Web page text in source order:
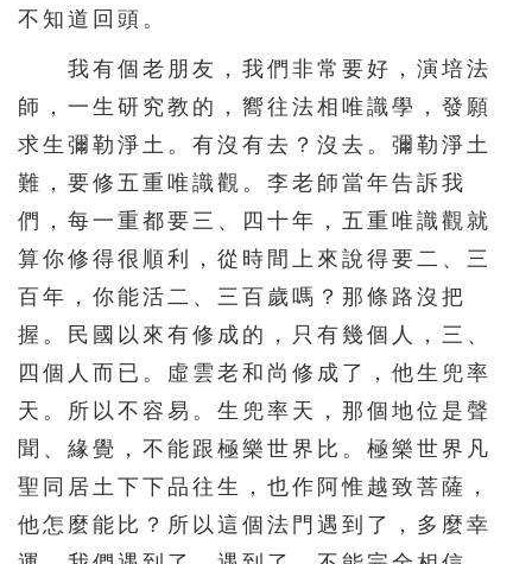
556 558 559 560
561 562 563 564 565
566 567 568 569 570
571 572 573 574 575
576 577 578
不知道回頭。
我有個老朋友，我們非常要好，演培法
師，一生研究教的，嚮往法相唯識學，發願
求生彌勒淨土。有沒有去？沒去。彌勒淨土
難，要修五重唯識觀。李老師當年告訴我
們，每一重都要三、四十年，五重唯識觀就
算你修得很順利，從時間上來說得要二、三
百年，你能活二、三百歲嗎？那條路沒把
握。民國以來有修成的，只有幾個人，三、
四個人而已。虛雲老和尚修成了，他生兜率
天。所以不容易。生兜率天，那個地位是聲
聞、緣覺，不能跟極樂世界比。極樂世界凡
聖同居土下下品往生，也作阿惟越致菩薩，
他怎麼能比？所以這個法門遇到了，多麼幸